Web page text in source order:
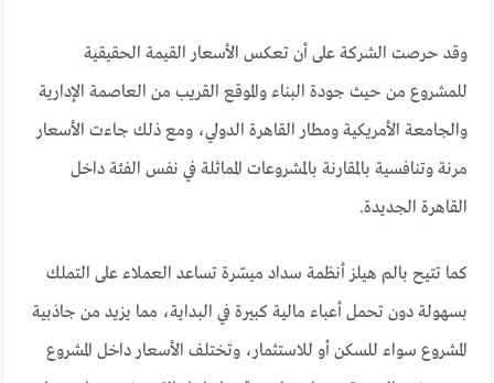
وقد حرصت الشركة على أن تعكس الأسعار القيمة الحقيقية
للمشروع من حيث جودة البناء والموقع القريب من العاصمة الإدارية
والجامعة الأمريكية ومطار القاهرة الدولي، ومع ذلك جاءت الأسعار
مرنة وتنافسية بالمقارنة بالمشروعات المماثلة في نفس الفئة داخل
القاهرة الجديدة.
كما تتيح بالم هيلز أنظمة سداد ميسّرة تساعد العملاء على التملك
بسهولة دون تحمل أعباء مالية كبيرة في البداية، مما يزيد من جاذبية
المشروع سواء للسكن أو للاستثمار، وتختلف الأسعار داخل المشروع